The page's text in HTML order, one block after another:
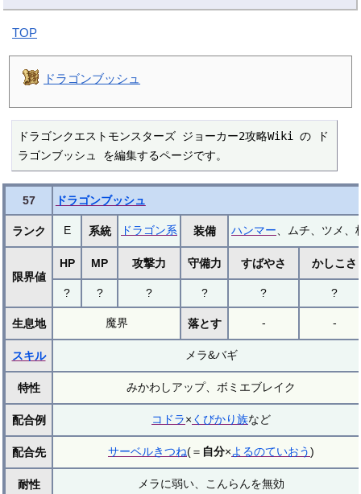
TOP
ドラゴンブッシュ
ドラゴンクエストモンスターズ ジョーカー2攻略Wiki の ド
ラゴンブッシュ を編集するページです。
57 ドラゴンブッシュ
ランク E 系統 ドラゴン系 装備 ハンマー、ムチ、ツメ、
限界値
HP MP 攻撃力 守備力 すばやさ かしこさ
? ? ? ? ? ?
生息地 魔界 落とす - -
スキル メラ&バギ
特性 みかわしアップ、ボミエブレイク
配合例 コドラ× くびかり族など
配合先 サーベルきつね(＝ 自分×よるのていおう)
耐性 メラに弱い、こんらんを無効